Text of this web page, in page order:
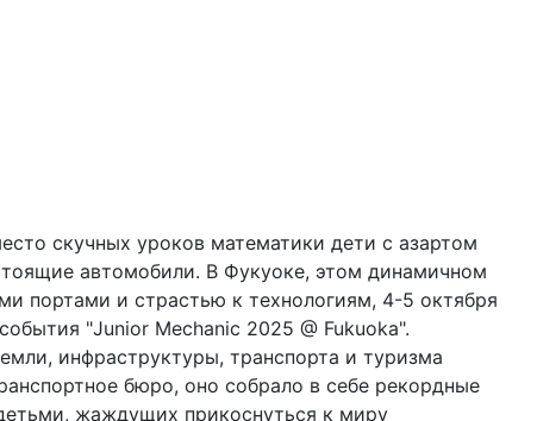
скучных уроков математики дети с азартом
автомобили. В Фукуоке, этом динамичном
портами и страстью к технологиям, 4-5 октября
"Junior Mechanic 2025 @ Fukuoka".
инфраструктуры, транспорта и туризма
бюро, оно собрало в себе рекордные
жаждущих прикоснуться к миру